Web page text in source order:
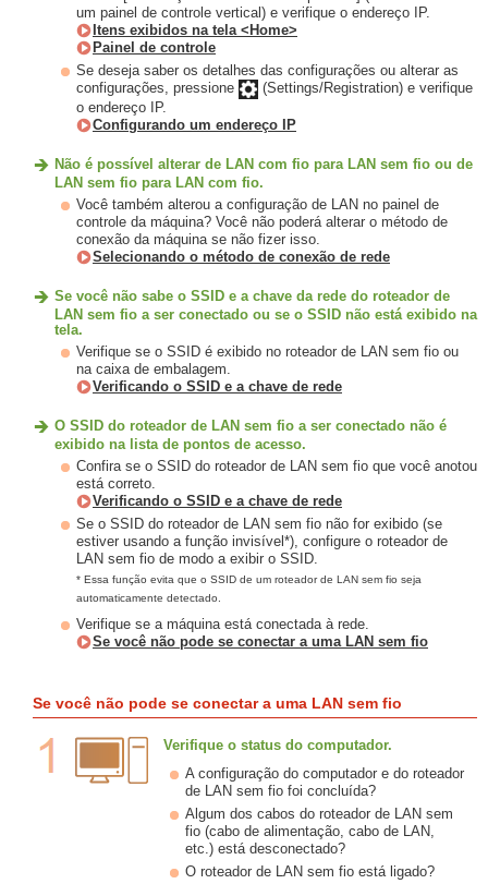
um painel de controle vertical) e verifique o endereço IP.
Itens exibidos na tela <Home>
Painel de controle
Se deseja saber os detalhes das configurações ou alterar as
configurações, pressione
(Settings/Registration) e verifique
o endereço IP.
Configurando um endereço IP
Não é possível alterar de LAN com fio para LAN sem fio ou de
LAN sem fio para LAN com fio.
Você também alterou a configuração de LAN no painel de
controle da máquina? Você não poderá alterar o método de
conexão da máquina se não fizer isso.
Selecionando o método de conexão de rede
Se você não sabe o SSID e a chave da rede do roteador de
LAN sem fio a ser conectado ou se o SSID não está exibido na
tela.
Verifique se o SSID é exibido no roteador de LAN sem fio ou
na caixa de embalagem.
Verificando o SSID e a chave de rede
O SSID do roteador de LAN sem fio a ser conectado não é
exibido na lista de pontos de acesso.
Confira se o SSID do roteador de LAN sem fio que você anotou
está correto.
Verificando o SSID e a chave de rede
Se o SSID do roteador de LAN sem fio não for exibido (se
estiver usando a função invisível*), configure o roteador de
LAN sem fio de modo a exibir o SSID.
* Essa função evita que o SSID de um roteador de LAN sem fio seja
automaticamente detectado.
Verifique se a máquina está conectada à rede.
Se você não pode se conectar a uma LAN sem fio
Se você não pode se conectar a uma LAN sem fio
Verifique o status do computador.
A configuração do computador e do roteador
de LAN sem fio foi concluída?
Algum dos cabos do roteador de LAN sem
fio (cabo de alimentação, cabo de LAN,
etc.) está desconectado?
O roteador de LAN sem fio está ligado?